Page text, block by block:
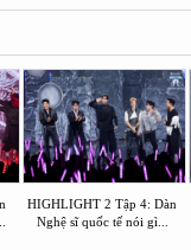
HIGHLIGHT 2 Tập 4: Dàn
Nghệ sĩ quốc tế nói gì...